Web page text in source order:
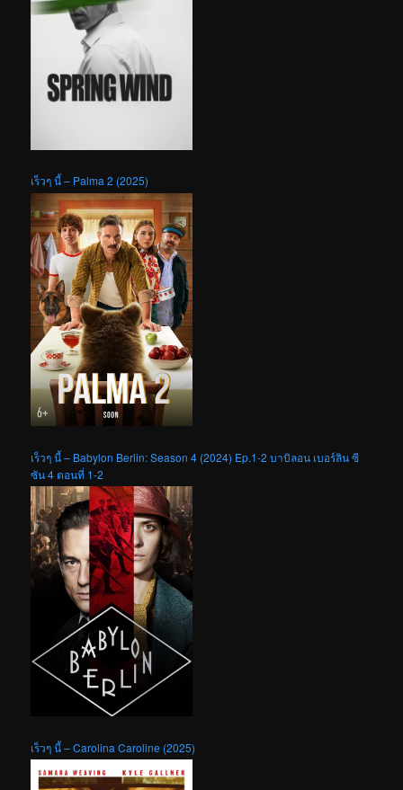
เร็วๆ นี้ – Palma 2 (2025)
เร็วๆ นี้ – Babylon Berlin: Season 4 (2024) Ep.1-2 บาบิลอน เบอร์ลิน ซี
ซัน 4 ตอนที่ 1-2
เร็วๆ นี้ – Carolina Caroline (2025)